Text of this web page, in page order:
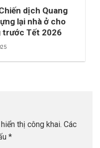
dịch Quang
lại nhà ở cho
trước Tết 2026
thị công khai. Các
*